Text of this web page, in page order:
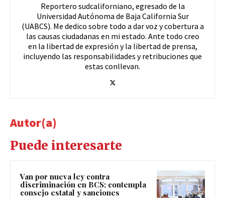
Reportero sudcaliforniano, egresado de la
Universidad Autónoma de Baja California Sur
(UABCS). Me dedico sobre todo a dar voz y cobertura a
las causas ciudadanas en mi estado. Ante todo creo
en la libertad de expresión y la libertad de prensa,
incluyendo las responsabilidades y retribuciones que
estas conllevan.
Autor(a)
Puede interesarte
Van por nueva ley contra
discriminación en BCS; contempla
consejo estatal y sanciones